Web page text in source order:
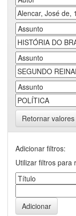
Retornar valores
Adicionar filtros:
Utilizar filtros para